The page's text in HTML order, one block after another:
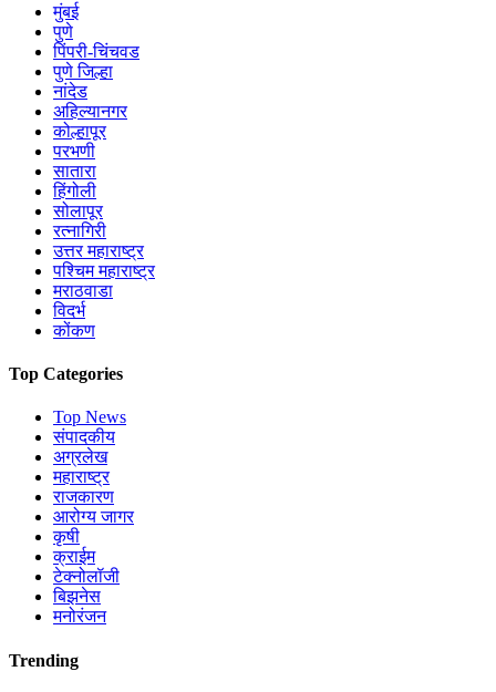
मुंबई
पुणे
पिंपरी-चिंचवड
पुणे जिल्हा
नांदेड
अहिल्यानगर
कोल्हापूर
परभणी
सातारा
हिंगोली
सोलापूर
रत्नागिरी
उत्तर महाराष्ट्र
पश्चिम महाराष्ट्र
मराठवाडा
विदर्भ
कोंकण
Top Categories
Top News
संपादकीय
अग्रलेख
महाराष्ट्र
राजकारण
आरोग्य जागर
कृषी
क्राईम
टेक्नोलॉजी
बिझनेस
मनोरंजन
Trending